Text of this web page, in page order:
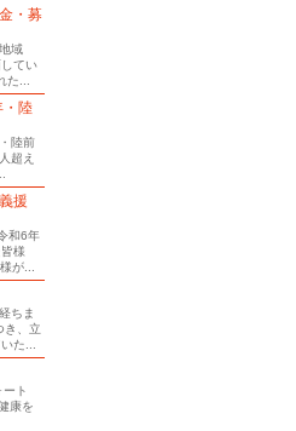
・募
域
てい
た...
・陸
陸前
超え
援
和6年
様
が...
ちま
き、立
た...
ト
康を